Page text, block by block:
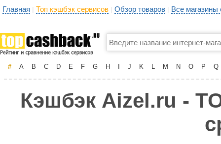
Главная | Топ кэшбэк сервисов | Обзор товаров | Все
# A B C D E F G H J K L M N O P Q
Кэшбэк Aizel.ru -